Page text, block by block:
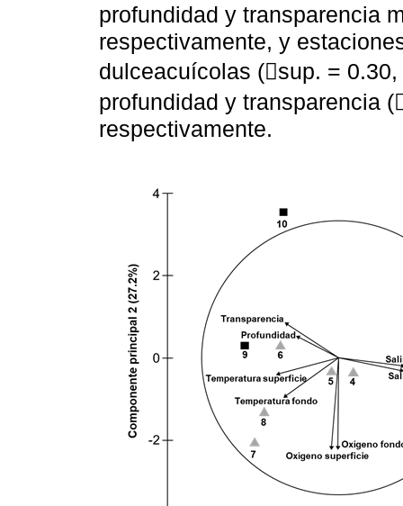
profundidad y transparencia
respectivamente, y
dulceacuícolas (sup. =
profundidad y transparencia
respectivamente.